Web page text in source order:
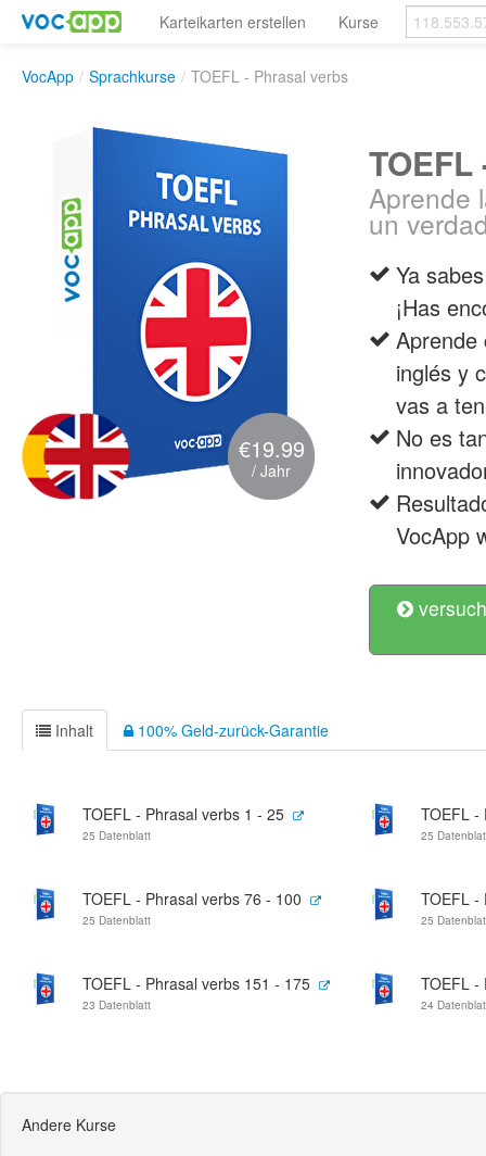
Karteikarten erstellen Kurse
VocApp / Sprachkurse / TOEFL - Phrasal verbs
€19.99
/ Jahr
Aprende
un
Ya
¡Has
Aprende
inglés y
vas a
No es
VocApp
Inhalt 100% Geld-zurück-Garantie
TOEFL - Phrasal verbs 1 - 25
25 Datenblatt
TOEFL -
25
TOEFL - Phrasal verbs 76 - 100
25 Datenblatt
TOEFL -
25
TOEFL - Phrasal verbs 151 - 175
23 Datenblatt
TOEFL -
24
Andere Kurse